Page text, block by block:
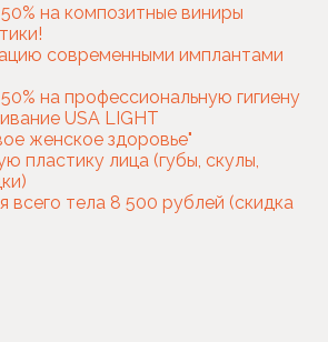
на композитные виниры
современными имплантами
на профессиональную гигиену
USA LIGHT
женское здоровье"
пластику лица (губы, скулы,
всего тела 8 500 рублей (скидка